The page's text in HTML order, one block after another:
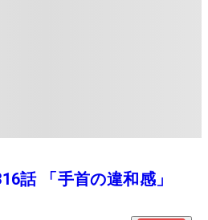
話 「手首の違和感」